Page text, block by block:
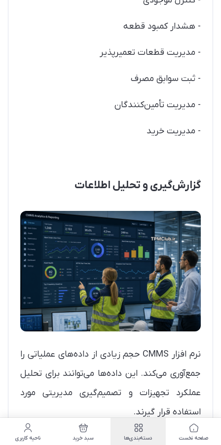
- هشدار کمبود قطعه
- مدیریت قطعات تعمیرپذیر
- ثبت سوابق مصرف
- مدیریت تأمین‌کنندگان
- مدیریت خرید
گزارش‌گیری و تحلیل اطلاعات
نرم افزار CMMS حجم زیادی از داده‌های عملیاتی را
جمع‌آوری می‌کند. این داده‌ها می‌توانند برای تحلیل
عملکرد تجهیزات و تصمیم‌گیری مدیریتی مورد
استفاده قرار گیرند.
برخی گزارش‌های مهم:
صفحه نخست دسته‌بندی‌ها سبد خرید ناحیه کاربری